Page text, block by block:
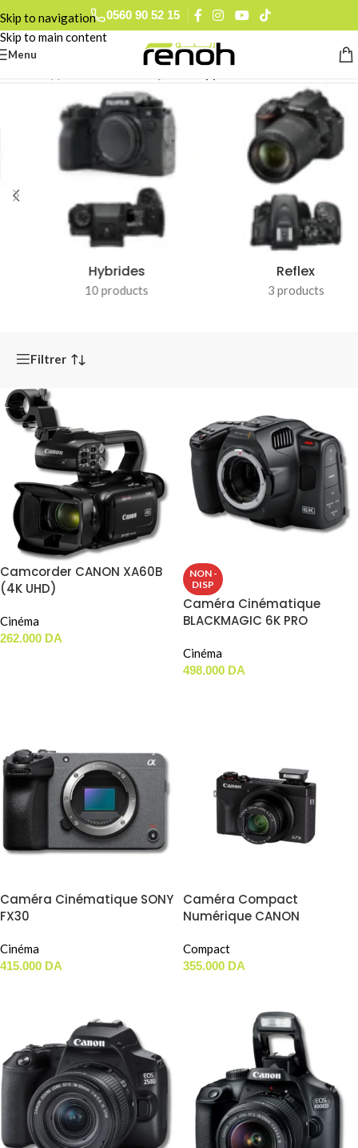
Skip to navigation
Skip to main content
0560 90 52 15
Menu
Hybrides
10 products
Reflex
3 products
Filtrer
Camcorder CANON XA60B
(4K UHD)
Cinéma
262.000 DA
NON -
DISP
Caméra Cinématique
BLACKMAGIC 6K PRO
Cinéma
498.000 DA
Caméra Cinématique SONY
FX30
Cinéma
415.000 DA
Caméra Compact
Numérique CANON
Compact
355.000 DA